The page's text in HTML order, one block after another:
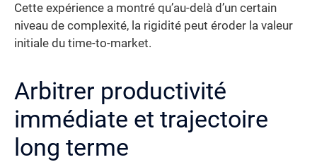
Cette expérience a montré qu’au-delà d’un certain
niveau de complexité, la rigidité peut éroder la valeur
initiale du time-to-market.
Arbitrer productivité
immédiate et trajectoire
long terme